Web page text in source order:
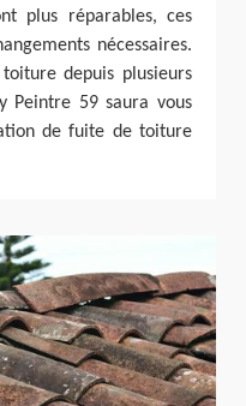
plus réparables, ces
nécessaires.
depuis plusieurs
Peintre 59 saura vous
de fuite de toiture